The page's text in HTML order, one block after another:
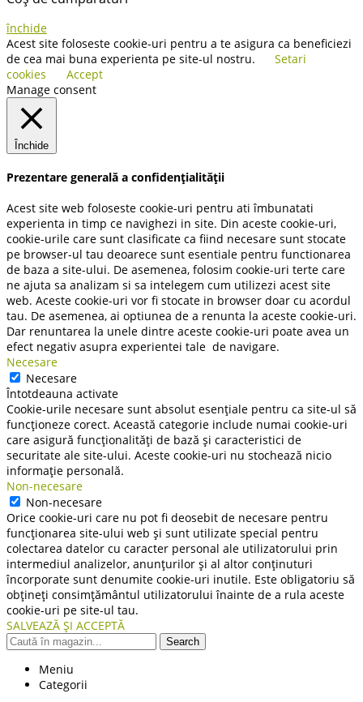
închide
Acest site foloseste cookie-uri pentru a te asigura ca beneficiezi
de cea mai buna experienta pe site-ul nostru.
Setari
cookies
Accept
Manage consent
Închide
Prezentare generală a confidențialității
Acest site web foloseste cookie-uri pentru ati îmbunatati
experienta in timp ce navighezi in site. Din aceste cookie-uri,
cookie-urile care sunt clasificate ca fiind necesare sunt stocate
pe browser-ul tau deoarece sunt esentiale pentru functionarea
de baza a site-ului. De asemenea, folosim cookie-uri terte care
ne ajuta sa analizam si sa intelegem cum utilizezi acest site
web. Aceste cookie-uri vor fi stocate in browser doar cu acordul
tau. De asemenea, ai optiunea de a renunta la aceste cookie-uri.
Dar renuntarea la unele dintre aceste cookie-uri poate avea un
efect negativ asupra experientei tale de navigare.
Necesare
Necesare
Întotdeauna activate
Cookie-urile necesare sunt absolut esențiale pentru ca site-ul să
funcționeze corect. Această categorie include numai cookie-uri
care asigură funcționalități de bază și caracteristici de
securitate ale site-ului. Aceste cookie-uri nu stochează nicio
informație personală.
Non-necesare
Non-necesare
Orice cookie-uri care nu pot fi deosebit de necesare pentru
funcționarea site-ului web și sunt utilizate special pentru
colectarea datelor cu caracter personal ale utilizatorului prin
intermediul analizelor, anunțurilor și al altor conținuturi
încorporate sunt denumite cookie-uri inutile. Este obligatoriu să
obțineți consimțământul utilizatorului înainte de a rula aceste
cookie-uri pe site-ul tau.
SALVEAZĂ ȘI ACCEPTĂ
Search
Meniu
Categorii